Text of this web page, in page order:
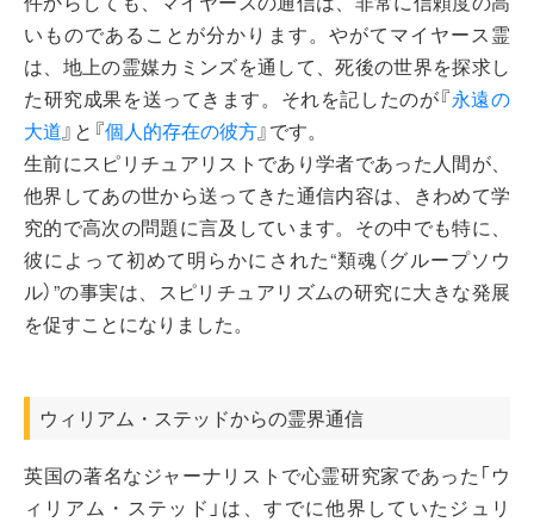
いものであることが分かります。やがてマイヤース霊
は、地上の霊媒カミンズを通して、死後の世界を探求し
た研究成果を送ってきます。それを記したのが『永遠の
大道』と『個人的存在の彼方』です。
生前にスピリチュアリストであり学者であった人間が、
他界してあの世から送ってきた通信内容は、きわめて学
究的で高次の問題に言及しています。その中でも特に、
彼によって初めて明らかにされた“類魂（グループソウ
ル）”の事実は、スピリチュアリズムの研究に大きな発展
を促すことになりました。
ウィリアム・ステッドからの霊界通信
英国の著名なジャーナリストで心霊研究家であった「ウ
ィリアム・ステッド」は、すでに他界していたジュリ